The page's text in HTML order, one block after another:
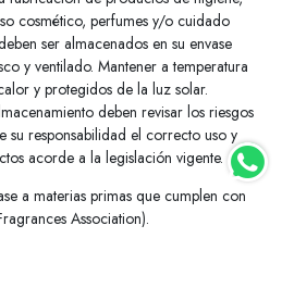
cosmético, perfumes y/o cuidado
ser almacenados en su envase
y ventilado. Mantener a temperatura
y protegidos de la luz solar.
deben revisar los riesgos
su responsabilidad el correcto uso y
acorde a la legislación vigente.
a materias primas que cumplen con
Association).